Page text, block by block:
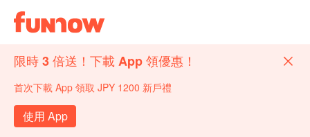
限時 3 倍送！下載 App 領優惠！
首次下載 App 領取 JPY 1200 新戶禮
使用 App